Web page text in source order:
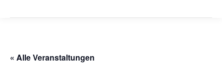
« Alle Veranstaltungen